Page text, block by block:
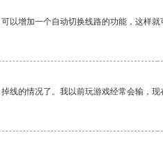
以增加一个自动切换线路的功能，这样
线的情况了。我以前玩游戏经常会输，现